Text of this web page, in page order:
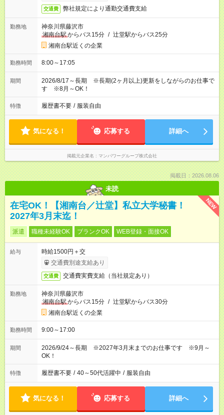
交通費 弊社規定により通勤交通費支給
勤務地
神奈川県藤沢市
湘南台駅からバス15分 / 辻堂駅からバス25分
湘南台駅近くの企業
勤務時間 8:00～17:05
期間
2026/8/17～長期 ※長期(2ヶ月以上)更新をしながらのお仕事で
す ※8月～OK！
特徴 履歴書不要 / 服装自由
気になる！ 応募する 詳細へ
掲載元企業名 マンパワーグループ株式会社
掲載日：2026.08.06
未読
NEW
在宅OK！【湘南台／辻堂】私立大学秘書！
2027年3月末迄！
派遣 職種未経験OK ブランクOK WEB登録・面接OK
給与
時給1500円＋交
交通費別途支給あり
交通費 交通費実費支給（当社規定あり）
勤務地
神奈川県藤沢市
湘南台駅からバス15分 / 辻堂駅からバス30分
湘南台駅近くの企業
勤務時間 9:00～17:00
期間
2026/9/24～長期 ※2027年3月末までのお仕事です ※9月～
OK！
特徴 履歴書不要 / 40～50代活躍中 / 服装自由
気になる！ 応募する 詳細へ